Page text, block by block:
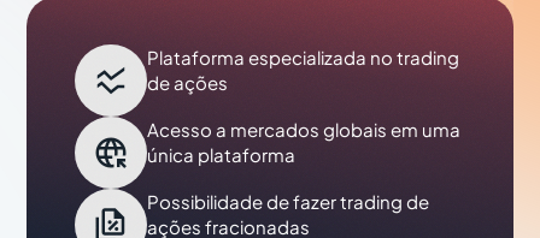

Plataforma especializada no trading
de ações

Acesso a mercados globais em uma
única plataforma

Possibilidade de fazer trading de
ações fracionadas